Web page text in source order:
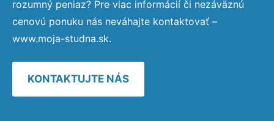
rozumný peniaz? Pre viac informácií či nezáväznú
cenovú ponuku nás neváhajte kontaktovať –
www.moja-studna.sk.
KONTAKTUJTE NÁS